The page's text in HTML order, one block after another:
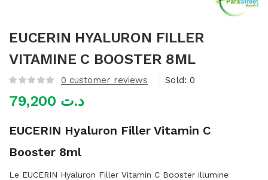
EUCERIN HYALURON FILLER
VITAMINE C BOOSTER 8ML
0 customer reviews Sold: 0
د.ت
EUCERIN Hyaluron Filler Vitamin C
Booster 8ml
Le EUCERIN Hyaluron Filler Vitamin C Booster illumine